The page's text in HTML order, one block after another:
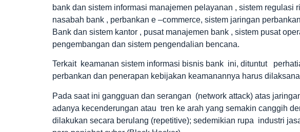
bank dan sistem informasi manajemen pelayanan , sistem regulasi
nasabah bank , perbankan e –commerce, sistem jaringan
Bank dan sistem kantor , pusat manajemen bank , sistem pusat
pengembangan dan sistem pengendalian bencana.
Terkait keamanan sistem informasi bisnis bank ini, dituntut
perbankan dan penerapan kebijakan keamanannya harus
Pada saat ini gangguan dan serangan (network attack) atas
adanya kecenderungan atau tren ke arah yang semakin canggih
dilakukan secara berulang (repetitive); sedemikian rupa industri